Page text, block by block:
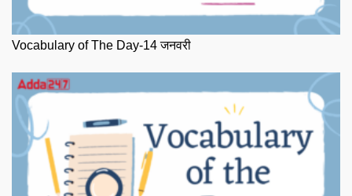
Vocabulary of The Day-14 जनवरी